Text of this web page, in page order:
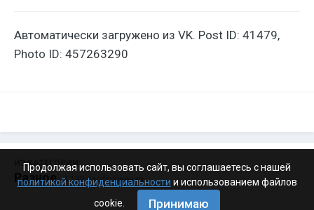
Автоматически загружено из VK. Post ID: 41479,
Photo ID: 457263290
ИЗ КАТЕГОРИИ:
Разное · 4 199 изображений
Продолжая использовать сайт, вы соглашаетесь с нашей
политикой конфиденциальности и использованием файлов
cookie.
Принимаю